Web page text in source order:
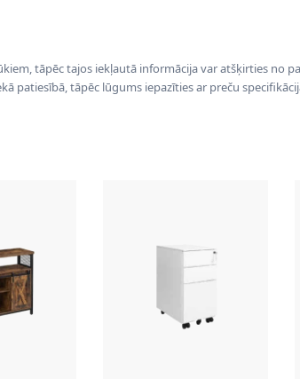
tāpēc tajos iekļautā informācija var atšķirties no
patiesībā, tāpēc lūgums iepazīties ar preču